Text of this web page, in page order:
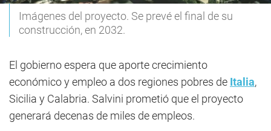
Imágenes del proyecto. Se prevé el final de su
construcción, en 2032.
El gobierno espera que aporte crecimiento
económico y empleo a dos regiones pobres de Italia,
Sicilia y Calabria. Salvini prometió que el proyecto
generará decenas de miles de empleos.